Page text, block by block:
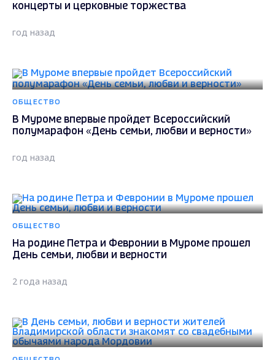
концерты и церковные торжества
год назад
ОБЩЕСТВО
В Муроме впервые пройдет Всероссийский
полумарафон «День семьи, любви и верности»
год назад
ОБЩЕСТВО
На родине Петра и Февронии в Муроме прошел
День семьи, любви и верности
2 года назад